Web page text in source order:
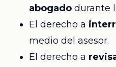
abogadodurante
El derecho a
medio del asesor.
El derecho a